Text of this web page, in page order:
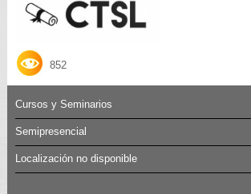
852
Cursos y Seminarios
Semipresencial
Localización no disponible